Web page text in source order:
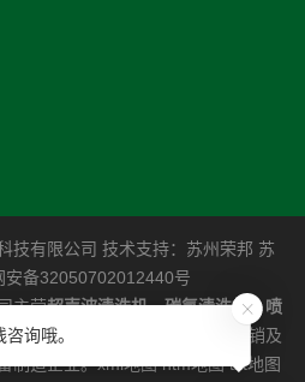
技有限公司 技术支持： 苏州荣邦 苏
安备32050702012440号
主营超声波清洗机，碳氢清洗机，喷
洁度问题解决系统的研发制造营销及
制造企业。xml地图 htm地图 txt地图
询哦。